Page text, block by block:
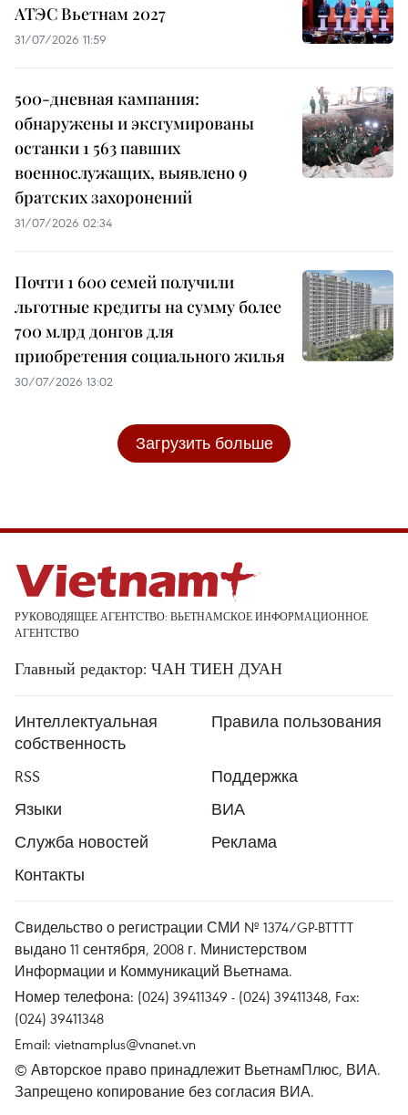
АТЭС Вьетнам 2027
31/07/2026 11:59
500-дневная кампания:
обнаружены и эксгумированы
останки 1 563 павших
военнослужащих, выявлено 9
братских захоронений
31/07/2026 02:34
Почти 1 600 семей получили
льготные кредиты на сумму более
700 млрд донгов для
приобретения социального жилья
30/07/2026 13:02
Загрузить больше
РУКОВОДЯЩЕЕ АГЕНТСТВО: ВЬЕТНАМСКОЕ ИНФОРМАЦИОННОЕ
АГЕНТСТВО
Главный редактор: ЧАН ТИЕН ДУАН
Интеллектуальная
собственность
Правила пользования
RSS
Поддержка
Языки
ВИА
Служба новостей
Реклама
Контакты
Свидельство о регистрации СМИ № 1374/GP-BTTTT
выдано 11 сентября, 2008 г. Министерством
Информации и Коммуникаций Вьетнама.
Номер телефона: (024) 39411349 - (024) 39411348, Fax:
(024) 39411348
Email: vietnamplus@vnanet.vn
© Авторское право принадлежит ВьетнамПлюс, ВИА.
Запрещено копирование без согласия ВИА.